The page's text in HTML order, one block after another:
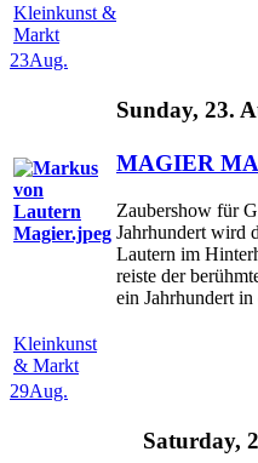
Kleinkunst &
Markt
23Aug.
Sunday, 23.
MAGIER
Zaubershow für
Jahrhundert wird
Lautern im
reiste der
ein Jahrhundert
Kleinkunst
& Markt
29Aug.
Saturday,